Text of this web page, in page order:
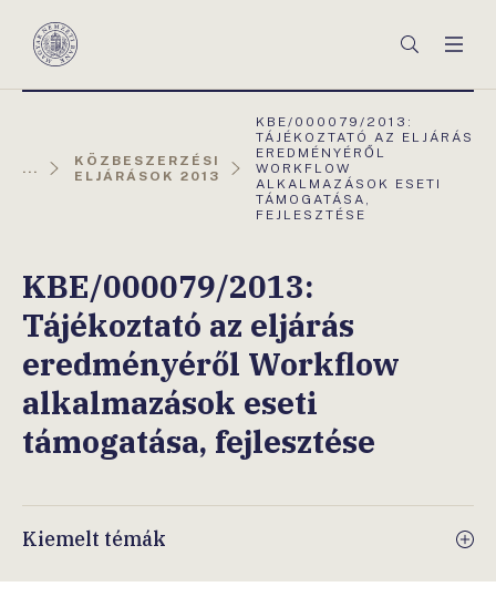
Magyar
Keresés
...
KÖZBESZERZÉSI
ELJÁRÁSOK 2013
AKTUÁLIS
OLDAL:
KBE/000079/2013:
TÁJÉKOZTATÓ AZ ELJÁRÁS
EREDMÉNYÉRŐL
WORKFLOW
ALKALMAZÁSOK ESETI
TÁMOGATÁSA,
FEJLESZTÉSE
KBE/000079/2013:
Tájékoztató az eljárás
eredményéről Workflow
alkalmazások eseti
támogatása, fejlesztése
Kiemelt témák